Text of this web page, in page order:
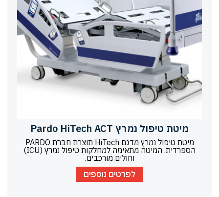
מיטת טיפול נמרץ Pardo HiTech ACT
מיטת טיפול נמרץ מדגם HiTech תוצרת חברת PARDO
הספרדית. המיטה מתאימה למחלקות טיפול נמרץ (ICU)
וחולים מורכבים.
לפרטים נוספים